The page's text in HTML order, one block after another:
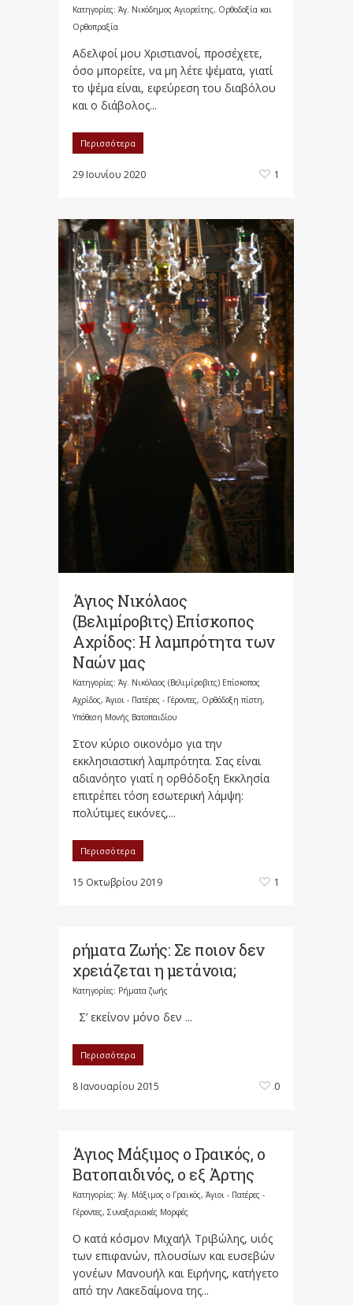
Κατηγορίες: Άγ. Νικόδημος Αγιορείτης, Ορθοδοξία και
Ορθοπραξία
Αδελφοί μου Χριστιανοί, προσέχετε,
όσο μπορείτε, να μη λέτε ψέματα, γιατί
το ψέμα είναι, εφεύρεση του διαβόλου
και ο διάβολος...
Περισσότερα
29 Ιουνίου 2020 1
Άγιος Νικόλαος
(Βελιμίροβιτς) Επίσκοπος
Αχρίδος: Η λαμπρότητα των
Ναών μας
Κατηγορίες: Άγ. Νικόλαος (Βελιμίροβιτς) Επίσκοπος
Αχρίδος, Άγιοι - Πατέρες - Γέροντες, Ορθόδοξη πίστη,
Υπόθεση Μονής Βατοπαιδίου
Στον κύριο οικονόμο για την
εκκλησιαστική λαμπρότητα. Σας είναι
αδιανόητο γιατί η ορθόδοξη Εκκλησία
επιτρέπει τόση εσωτερική λάμψη:
πολύτιμες εικόνες,...
Περισσότερα
15 Οκτωβρίου 2019 1
ρήματα Ζωής: Σε ποιον δεν
χρειάζεται η μετάνοια;
Κατηγορίες: Ρήματα ζωής
Σ’ εκείνον μόνο δεν ...
Περισσότερα
8 Ιανουαρίου 2015 0
Άγιος Μάξιμος ο Γραικός, ο
Βατοπαιδινός, ο εξ Άρτης
Κατηγορίες: Άγ. Μάξιμος ο Γραικός, Άγιοι - Πατέρες -
Γέροντες, Συναξαριακές Μορφές
Ο κατά κόσμον Μιχαήλ Τριβώλης, υιός
των επιφανών, πλουσίων και ευσεβών
γονέων Μανουήλ και Ειρήνης, κατήγετο
από την Λακεδαίμονα της...